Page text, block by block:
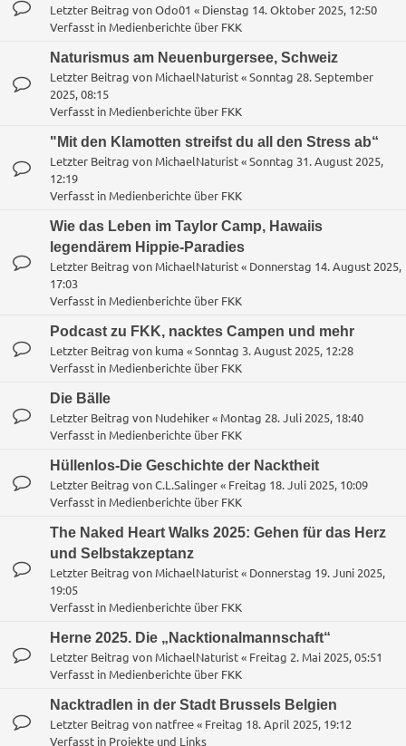
Letzter Beitrag vonOdo01 « Dienstag 14. Oktober 2025, 12:50
Verfasst in Medienberichte über FKK
Naturismus am Neuenburgersee, Schweiz
Letzter Beitrag von MichaelNaturist«Sonntag 28. September
2025, 08:15
Verfasst in Medienberichte über FKK
"Mit den Klamotten streifst du all den Stress ab“
Letzter Beitrag von MichaelNaturist«Sonntag 31. August 2025,
12:19
Verfasst in Medienberichte über FKK
Wie das Leben im Taylor Camp, Hawaiis
legendärem Hippie-Paradies
Letzter Beitrag von MichaelNaturist« Donnerstag 14. August 2025,
17:03
Verfasst in Medienberichte über FKK
Podcast zu FKK, nacktes Campen und mehr
Letzter Beitrag von kuma «Sonntag 3. August 2025, 12:28
Verfasst in Medienberichte über FKK
Die Bälle
Letzter Beitrag von Nudehiker« Montag 28. Juli 2025, 18:40
Verfasst in Medienberichte über FKK
Hüllenlos-Die Geschichte der Nacktheit
Letzter Beitrag vonC.L.Salinger« Freitag 18. Juli 2025, 10:09
Verfasst in Medienberichte über FKK
The Naked Heart Walks 2025: Gehen für das Herz
und Selbstakzeptanz
Letzter Beitrag von MichaelNaturist« Donnerstag 19. Juni 2025,
19:05
Verfasst in Medienberichte über FKK
Herne 2025. Die „Nacktionalmannschaft“
Letzter Beitrag von MichaelNaturist« Freitag 2. Mai 2025, 05:51
Verfasst in Medienberichte über FKK
Nacktradlen in der Stadt Brussels Belgien
Letzter Beitrag von natfree« Freitag 18. April 2025, 19:12
Verfasst in Projekte und Links